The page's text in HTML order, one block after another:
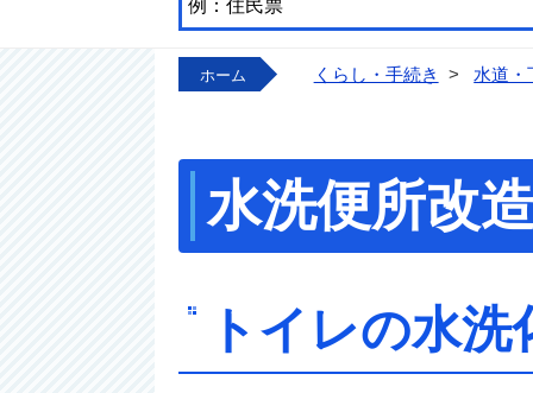
ホーム くらし・手続き > 水道・
水洗便所改
トイレの水